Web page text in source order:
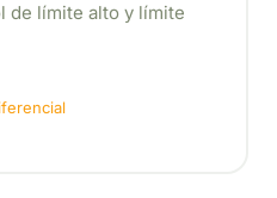
de límite alto y límite